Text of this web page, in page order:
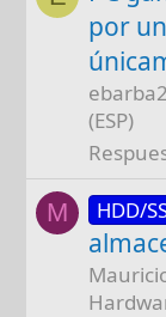
por
(ESP)
M HDD/